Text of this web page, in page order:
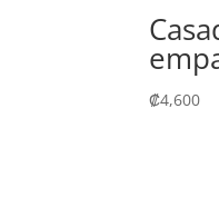
₡4,600